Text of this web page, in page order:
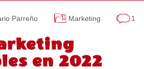
Parreño Marketing 1
en 2022